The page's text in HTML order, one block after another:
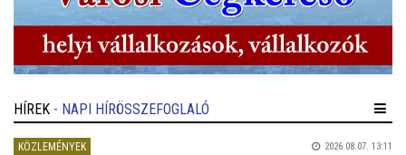
HÍREK - NAPI HÍRÖSSZEFOGLALÓ
KÖZLEMÉNYEK 2026.08.07. 13:11